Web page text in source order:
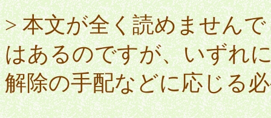
> 本文が全く読めません
はあるのですが、いずれ
解除の手配などに応じる